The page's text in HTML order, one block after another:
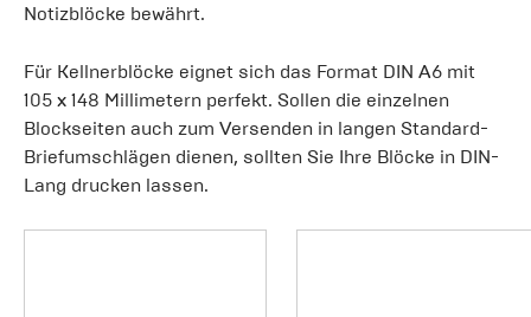
Notizblöcke bewährt.
Für Kellnerblöcke eignet sich das Format DIN A6 mit
105 x 148 Millimetern perfekt. Sollen die einzelnen
Blockseiten auch zum Versenden in langen Standard-
Briefumschlägen dienen, sollten Sie Ihre Blöcke in DIN-
Lang drucken lassen.